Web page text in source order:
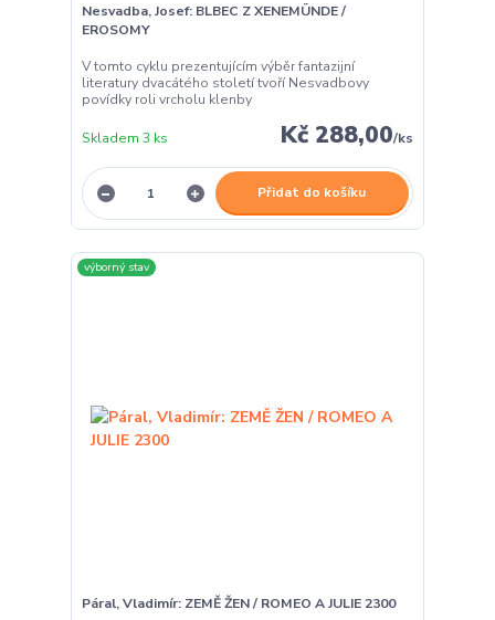
Nesvadba, Josef: BLBEC Z XENEMÜNDE /
EROSOMY
V tomto cyklu prezentujícím výběr fantazijní
literatury dvacátého století tvoří Nesvadbovy
povídky roli vrcholu klenby
Kč 288,00/ks
Skladem 3 ks
Přidat do košíku
výborný stav
Páral, Vladimír: ZEMĚ ŽEN / ROMEO A JULIE 2300